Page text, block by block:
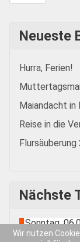
Neueste
Hurra, Ferien!
Maiandacht in
Reise in die
Flursäuberung
Nächste
Sonntag,
Wir nutzen